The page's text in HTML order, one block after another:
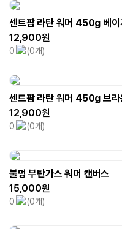
센트팜 라탄 워머 450g 베이
12,900원
0 (0개)
센트팜 라탄 워머 450g 브라
12,900원
0 (0개)
불멍 부탄가스 워머 캔버스
15,000원
0 (0개)